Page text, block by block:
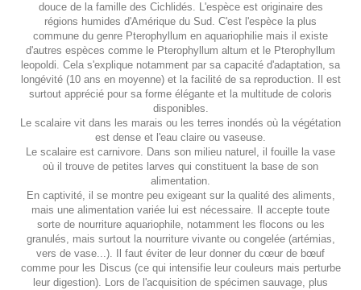
douce de la famille des Cichlidés. L'espèce est originaire des
régions humides d'Amérique du Sud. C'est l'espèce la plus
commune du genre Pterophyllum en aquariophilie mais il existe
d'autres espèces comme le Pterophyllum altum et le Pterophyllum
leopoldi. Cela s'explique notamment par sa capacité d'adaptation, sa
longévité (10 ans en moyenne) et la facilité de sa reproduction. Il est
surtout apprécié pour sa forme élégante et la multitude de coloris
disponibles.
Le scalaire vit dans les marais ou les terres inondés où la végétation
est dense et l'eau claire ou vaseuse.
Le scalaire est carnivore. Dans son milieu naturel, il fouille la vase
où il trouve de petites larves qui constituent la base de son
alimentation.
En captivité, il se montre peu exigeant sur la qualité des aliments,
mais une alimentation variée lui est nécessaire. Il accepte toute
sorte de nourriture aquariophile, notamment les flocons ou les
granulés, mais surtout la nourriture vivante ou congelée (artémias,
vers de vase...). Il faut éviter de leur donner du cœur de bœuf
comme pour les Discus (ce qui intensifie leur couleurs mais perturbe
leur digestion). Lors de l'acquisition de spécimen sauvage, plus